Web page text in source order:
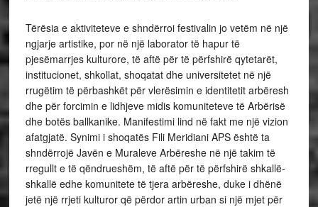
Tërësia e aktiviteteve e shndërroi festivalin jo vetëm në një
ngjarje artistike, por në një laborator të hapur të
pjesëmarrjes kulturore, të aftë për të përfshirë qytetarët,
institucionet, shkollat, shoqatat dhe universitetet në një
rrugëtim të përbashkët për vlerësimin e identitetit arbëresh
dhe për forcimin e lidhjeve midis komuniteteve të Arbërisë
dhe botës ballkanike. Manifestimi lind në fakt me një vizion
afatgjatë. Synimi i shoqatës Fili Meridiani APS është ta
shndërrojë Javën e Muraleve Arbëreshe në një takim të
rregullt e të qëndrueshëm, të aftë për të përfshirë shkallë-
shkallë edhe komunitete të tjera arbëreshe, duke i dhënë
jetë një rrjeti kulturor që përdor artin urban si një mjet për